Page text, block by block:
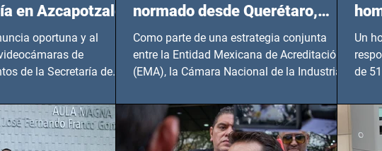
en Azcapotzalco
oportuna y al
de
de la Secretaría de
normado desde Querétaro,
Hidalgo y BCS
Como parte de una estrategia conjunta
entre la Entidad Mexicana de Acreditación
(EMA), la Cámara Nacional de la Industria
Un
de